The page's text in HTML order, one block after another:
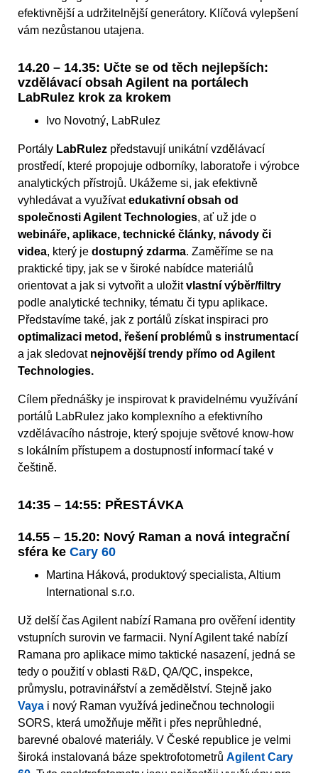
efektivnější a udržitelnější generátory. Klíčová vylepšení
vám nezůstanou utajena.
14.20 – 14.35: Učte se od těch nejlepších:
vzdělávací obsah Agilent na portálech
LabRulez krok za krokem
Ivo Novotný, LabRulez
Portály LabRulez představují unikátní vzdělávací
prostředí, které propojuje odborníky, laboratoře i výrobce
analytických přístrojů. Ukážeme si, jak efektivně
vyhledávat a využívatedukativní obsah od
společnosti Agilent Technologies, ať už jde o
webináře, aplikace, technické články, návody či
videa, který je dostupný zdarma. Zaměříme se na
praktické tipy, jak se v široké nabídce materiálů
orientovat a jak si vytvořit a uložitvlastní výběr/filtry
podle analytické techniky, tématu či typu aplikace.
Představíme také, jak z portálů získat inspiraci pro
optimalizaci metod, řešení problémů s instrumentací
a jak sledovat nejnovější trendy přímo od Agilent
Technologies.
Cílem přednášky je inspirovat k pravidelnému využívání
portálů LabRulez jako komplexního a efektivního
vzdělávacího nástroje, který spojuje světové know-how
s lokálním přístupem a dostupností informací také v
češtině.
14:35 – 14:55: PŘESTÁVKA
14.55 – 15.20: Nový Raman a nová integrační
sféra ke Cary 60
Martina Háková, produktový specialista, Altium
International s.r.o.
Už delší čas Agilent nabízí Ramana pro ověření identity
vstupních surovin ve farmacii. Nyní Agilent také nabízí
Ramana pro aplikace mimo taktické nasazení, jedná se
tedy o použití v oblasti R&D, QA/QC, inspekce,
průmyslu, potravinářství a zemědělství. Stejně jako
Vaya i nový Raman využívá jedinečnou technologii
SORS, která umožňuje měřit i přes neprůhledné,
barevné obalové materiály. V České republice je velmi
široká instalovaná báze spektrofotometrů Agilent Cary